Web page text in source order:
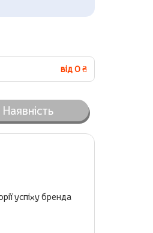
від 0 ₴
Наявність
успіху бренда